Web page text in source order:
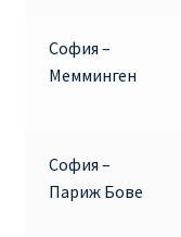
ДЕШЕВЫЕ
ИНФОРМАЦИЯ ДЛЯ
София –
Мемминген
София –
Париж Бове